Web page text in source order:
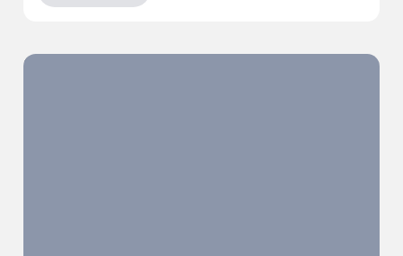
隻身抵抗，父權社會，對男同志社群的影響｜2022臺北